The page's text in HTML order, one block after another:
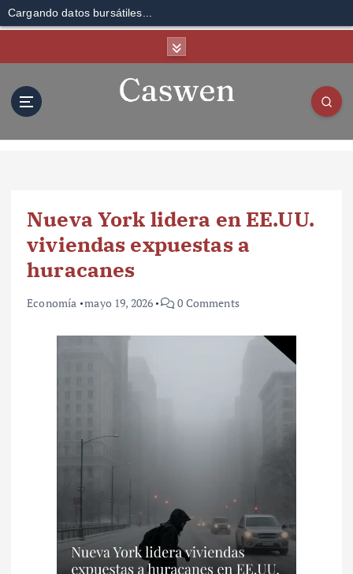
Cargando datos bursátiles...
Nueva York lidera en EE.UU.
viviendas expuestas a
huracanes
Economía mayo 19, 2026 0 Comments